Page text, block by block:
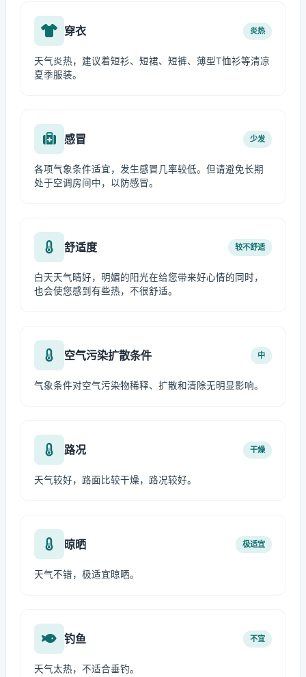
穿衣 炎热
天气炎热，建议着短衫、短裙、短裤、薄型T恤衫等清凉
夏季服装。
感冒 少发
各项气象条件适宜，发生感冒几率较低。但请避免长期
处于空调房间中，以防感冒。
舒适度 较不舒适
白天天气晴好，明媚的阳光在给您带来好心情的同时，
也会使您感到有些热，不很舒适。
空气污染扩散条件 中
气象条件对空气污染物稀释、扩散和清除无明显影响。
路况 干燥
天气较好，路面比较干燥，路况较好。
晾晒 极适宜
天气不错，极适宜晾晒。
钓鱼 不宜
天气太热，不适合垂钓。